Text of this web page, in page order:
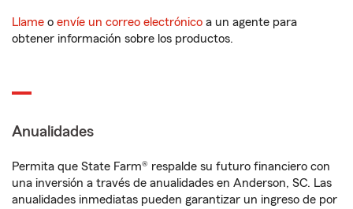
Llame o envíe un correo electrónico a un agente para
obtener información sobre los productos.
Anualidades
Permita que State Farm® respalde su futuro financiero con
una inversión a través de anualidades en Anderson, SC. Las
anualidades inmediatas pueden garantizar un ingreso de por